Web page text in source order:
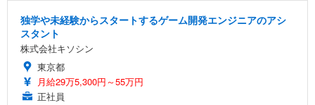
独学や未経験からスタートするゲーム開発エンジニアのアシ
スタント
株式会社キソシン
東京都
月給29万5,300円～55万円
正社員